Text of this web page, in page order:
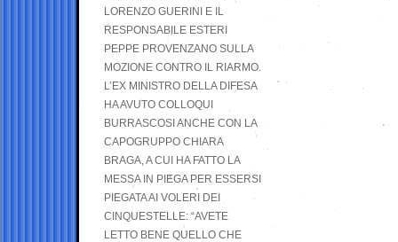
LORENZO GUERINI E IL
RESPONSABILE ESTERI
PEPPE PROVENZANO SULLA
MOZIONE CONTRO IL RIARMO.
L’EX MINISTRO DELLA DIFESA
HA AVUTO COLLOQUI
BURRASCOSI ANCHE CON LA
CAPOGRUPPO CHIARA
BRAGA, A CUI HA FATTO LA
MESSA IN PIEGA PER ESSERSI
PIEGATA AI VOLERI DEI
CINQUESTELLE: “AVETE
LETTO BENE QUELLO CHE